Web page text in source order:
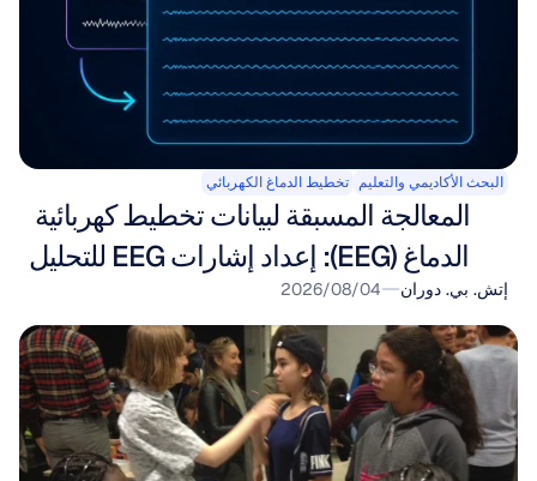
البحث الأكاديمي والتعليم تخطيط الدماغ الكهربائي
الدماغ (EEG): إعداد إشارات EEG للتحليل
إتش. بي. دوران 04‏/08‏/2026